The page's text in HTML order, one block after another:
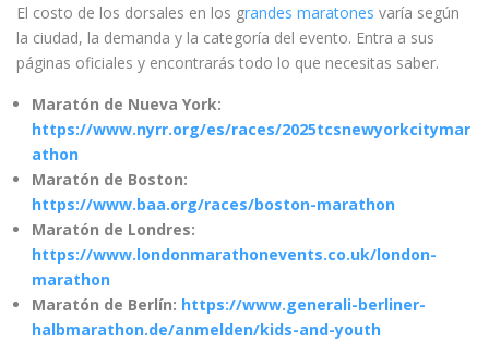
El costo de los dorsales en los grandes maratones varía según
la ciudad, la demanda y la categoría del evento. Entra a sus
páginas oficiales y encontrarás todo lo que necesitas saber.
Maratón de Nueva York:
https://www.nyrr.org/es/races/2025tcsnewyorkcitymar
athon
Maratón de Boston:
https://www.baa.org/races/boston-marathon
Maratón de Londres:
https://www.londonmarathonevents.co.uk/london-
marathon
Maratón de Berlín: https://www.generali-berliner-
halbmarathon.de/anmelden/kids-and-youth